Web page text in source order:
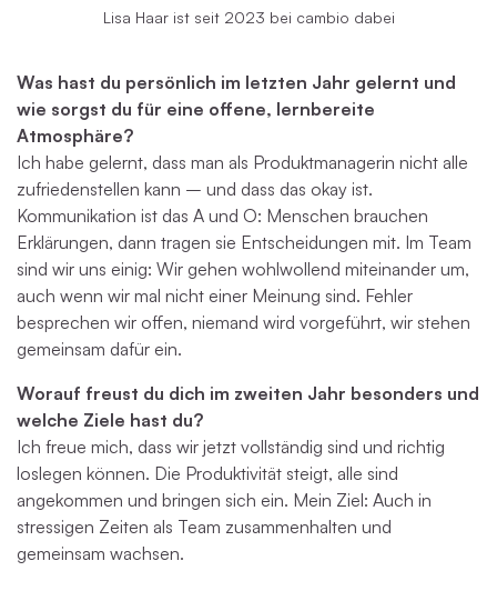
Lisa Haar ist seit 2023 bei cambio dabei
Was hast du persönlich im letzten Jahr gelernt und
wie sorgst du für eine offene, lernbereite
Atmosphäre?
Ich habe gelernt, dass man als Produktmanagerin nicht alle
zufriedenstellen kann – und dass das okay ist.
Kommunikation ist das A und O: Menschen brauchen
Erklärungen, dann tragen sie Entscheidungen mit. Im Team
sind wir uns einig: Wir gehen wohlwollend miteinander um,
auch wenn wir mal nicht einer Meinung sind. Fehler
besprechen wir offen, niemand wird vorgeführt, wir stehen
gemeinsam dafür ein.
Worauf freust du dich im zweiten Jahr besonders und
welche Ziele hast du?
Ich freue mich, dass wir jetzt vollständig sind und richtig
loslegen können. Die Produktivität steigt, alle sind
angekommen und bringen sich ein. Mein Ziel: Auch in
stressigen Zeiten als Team zusammenhalten und
gemeinsam wachsen.